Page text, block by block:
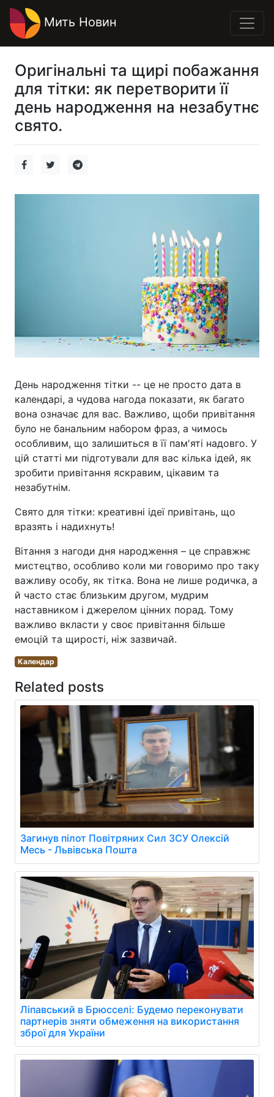
Мить Новин
Оригінальні та щирі побажання
для тітки: як перетворити її
день народження на незабутнє
свято.
День народження тітки -- це не просто дата в
календарі, а чудова нагода показати, як багато
вона означає для вас. Важливо, щоби привітання
було не банальним набором фраз, а чимось
особливим, що залишиться в її пам'яті надовго. У
цій статті ми підготували для вас кілька ідей, як
зробити привітання яскравим, цікавим та
незабутнім.
Свято для тітки: креативні ідеї привітань, що
вразять і надихнуть!
Вітання з нагоди дня народження – це справжнє
мистецтво, особливо коли ми говоримо про таку
важливу особу, як тітка. Вона не лише родичка, а
й часто стає близьким другом, мудрим
наставником і джерелом цінних порад. Тому
важливо вкласти у своє привітання більше
емоцій та щирості, ніж зазвичай.
Календар
Related posts
Загинув пілот Повітряних Сил ЗСУ Олексій
Месь - Львівська Пошта
Ліпавський в Брюсселі: Будемо переконувати
партнерів зняти обмеження на використання
зброї для України